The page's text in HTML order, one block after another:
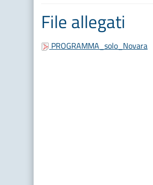
File allegati
PROGRAMMA_solo_Novara